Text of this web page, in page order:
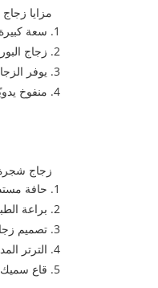
مزايا
1. سعة كبيرة توفر استخدامات متعددة، مثالية للشرب اليومي والعصير والقهوة والمزيد
2. زجاج البورسليكات العالي مقاوم للحرارة، رقيق، شفاف، ومقاوم للتشقق، قادر على تحمل التقلبات المفاجئة في درجات الحرارة من -20 درجة مئوية إلى 150 درجة مئوية
3. يوفر الزجاج ذو الطبقة المزدوجة عزلًا للحرارة والحرق، وقبضة مريحة، ويتميز ببريق قابل للإزالة
4. منفوخ يدويًا، باستخدام زجاج عالي الشفافية، للحصول على لمسة نهائية نقية وشفافة وشكل رشيق.
زجاج شجرة
1. حافة مستديرة ناعمة للحصول على لمسة دافئة ومريحة
2. براعة الطباعة عالية الوضوح تصمد أمام اختبار الزمن، مما يسمح بتفاصيل جميلة تملأ حياتك اليومية
3. تصميم زجاجي مزدوج الطبقات عازل للحرارة والحرق من أجل قبضة مريحة
4. الترتر المدمج يسمح بسهولة الاهتزاز
5. قاع سميك للحصول على لمسة نهائية ناعمة وسميكة وثبات أكبر